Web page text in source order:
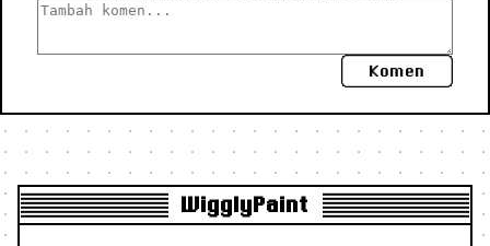
Komen
WigglyPaint